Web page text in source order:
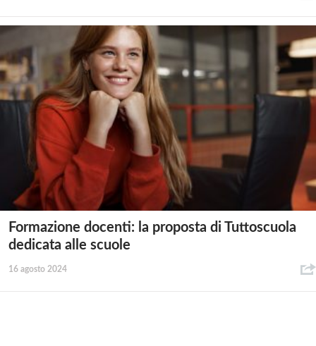
Formazione docenti: la proposta di Tuttoscuola
dedicata alle scuole
16 agosto 2024